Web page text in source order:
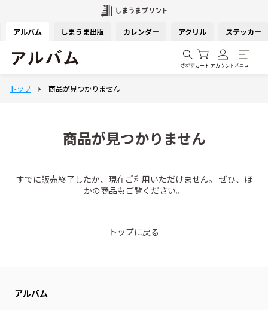
アルバム しまうま出版 カレンダー アクリル ステッカー
さがすカート アカウント メニュー
商品が見つかりません
すでに販売終了したか、現在ご利用いただけません。 ぜひ、ほ
かの商品もご覧ください。
トップに戻る